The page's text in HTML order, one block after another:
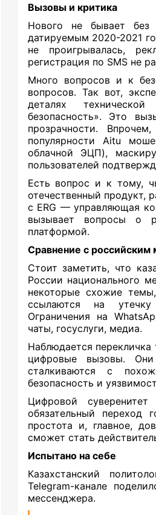
Вызовы и критика
Нового не бывает без
датируемым 2020-2021
не проигрывалась,
регистрация по SMS не
Много вопросов и к
вопросов. Так вот,
деталях
безопасность». Это
прозрачности.
популярности Aitu
облачной ЭЦП),
пользователей
Есть вопрос и к тому,
отечественный продукт,
с ERG — управляющая
вызывает вопросы о
платформой.
Сравнение с
Стоит заметить, что
России национального
некоторые схожие
ссылаются на
Ограничения на
чаты, госуслуги, медиа.
Наблюдается
цифровые вызовы.
сталкиваются с
безопасность и
Цифровой
обязательный переход
простота и, главное,
сможет стать
Испытано на себе
Казахстанский
Telegram-канале
мессенджера.